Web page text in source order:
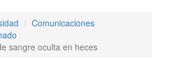
Comunicaciones
sangre oculta en heces